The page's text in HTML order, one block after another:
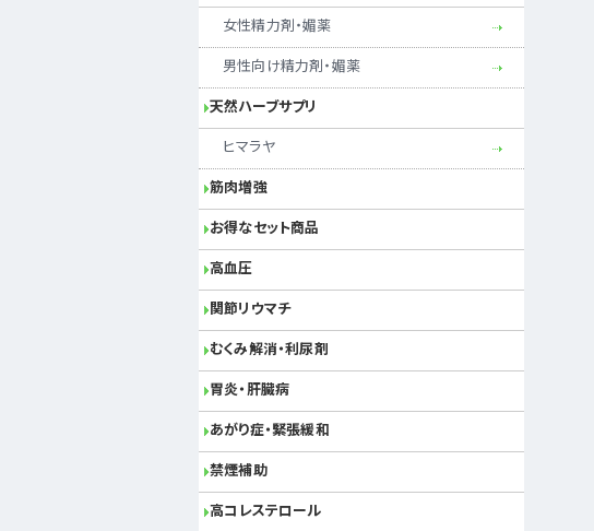
女性精力剤・媚薬
男性向け精力剤・媚薬
天然ハーブサプリ
ヒマラヤ
筋肉増強
お得なセット商品
高血圧
関節リウマチ
むくみ解消・利尿剤
胃炎・肝臓病
あがり症・緊張緩和
禁煙補助
高コレステロール